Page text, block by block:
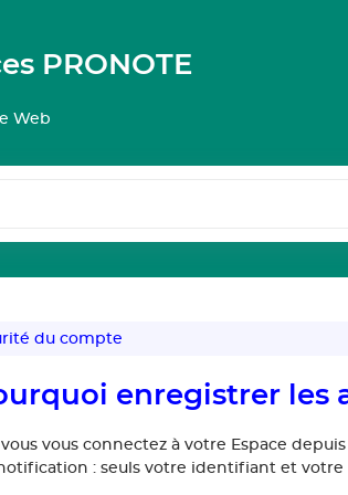
PRONOTE
Web
du compte
enregistrer les
vous connectez à votre Espace
: seuls votre identifiant et votre